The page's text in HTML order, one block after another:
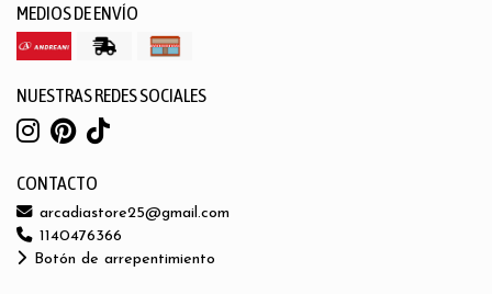
MEDIOS DE ENVÍO
NUESTRAS REDES SOCIALES
CONTACTO
arcadiastore25@gmail.com
1140476366
Botón de arrepentimiento